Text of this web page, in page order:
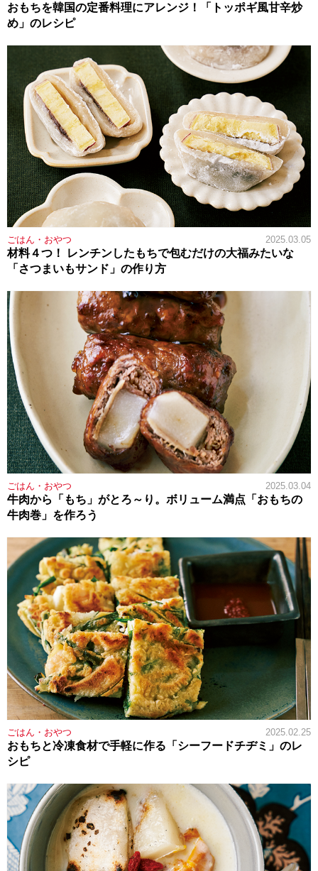
おもちを韓国の定番料理にアレンジ！「トッポギ風甘辛炒
め」のレシピ
ごはん・おやつ 2025.03.05
材料４つ！ レンチンしたもちで包むだけの大福みたいな
「さつまいもサンド」の作り方
ごはん・おやつ 2025.03.04
牛肉から「もち」がとろ～り。ボリューム満点「おもちの
牛肉巻」を作ろう
ごはん・おやつ 2025.02.25
おもちと冷凍食材で手軽に作る「シーフードチヂミ」のレ
シピ